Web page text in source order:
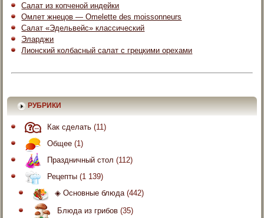
Салат из копченой индейки
Омлет жнецов — Omelette des moissonneurs
Салат «Эдельвейс» классический
Эларджи
Лионский колбасный салат с грецкими орехами
РУБРИКИ
Как сделать (11)
Общее (1)
Праздничный стол (112)
Рецепты (1 139)
◈ Основные блюда(442)
Блюда из грибов (35)